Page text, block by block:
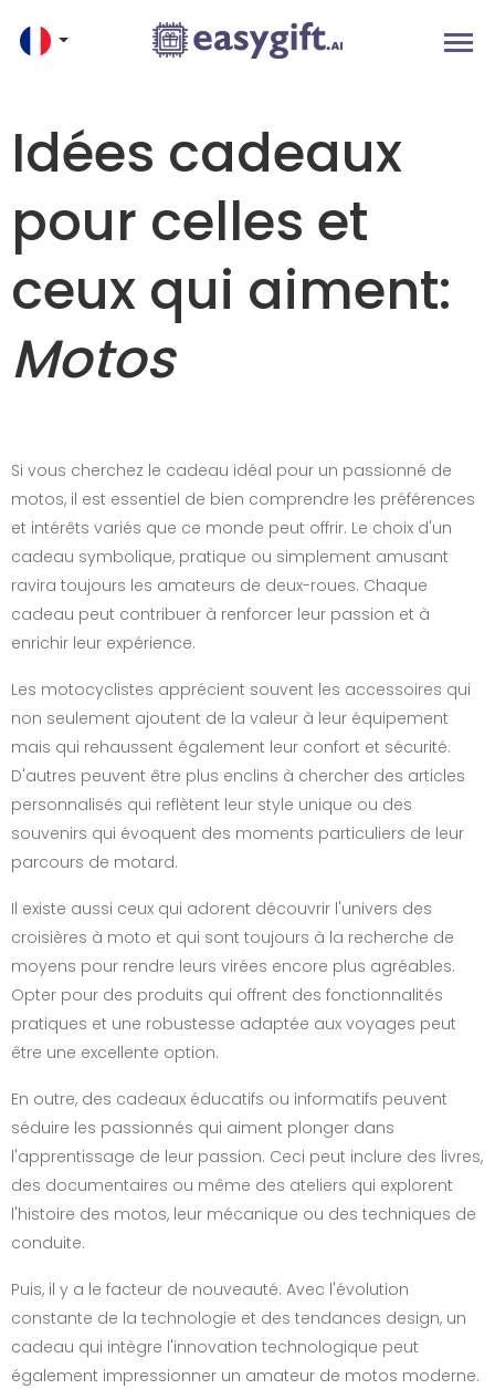
Idées cadeaux
pour celles et
ceux qui aiment:
Motos
Si vous cherchez le cadeau idéal pour un passionné de
motos, il est essentiel de bien comprendre les préférences
et intérêts variés que ce monde peut offrir. Le choix d'un
cadeau symbolique, pratique ou simplement amusant
ravira toujours les amateurs de deux-roues. Chaque
cadeau peut contribuer à renforcer leur passion et à
enrichir leur expérience.
Les motocyclistes apprécient souvent les accessoires qui
non seulement ajoutent de la valeur à leur équipement
mais qui rehaussent également leur confort et sécurité.
D'autres peuvent être plus enclins à chercher des articles
personnalisés qui reflètent leur style unique ou des
souvenirs qui évoquent des moments particuliers de leur
parcours de motard.
Il existe aussi ceux qui adorent découvrir l'univers des
croisières à moto et qui sont toujours à la recherche de
moyens pour rendre leurs virées encore plus agréables.
Opter pour des produits qui offrent des fonctionnalités
pratiques et une robustesse adaptée aux voyages peut
être une excellente option.
En outre, des cadeaux éducatifs ou informatifs peuvent
séduire les passionnés qui aiment plonger dans
l'apprentissage de leur passion. Ceci peut inclure des livres,
des documentaires ou même des ateliers qui explorent
l'histoire des motos, leur mécanique ou des techniques de
conduite.
Puis, il y a le facteur de nouveauté. Avec l'évolution
constante de la technologie et des tendances design, un
cadeau qui intègre l'innovation technologique peut
également impressionner un amateur de motos moderne.